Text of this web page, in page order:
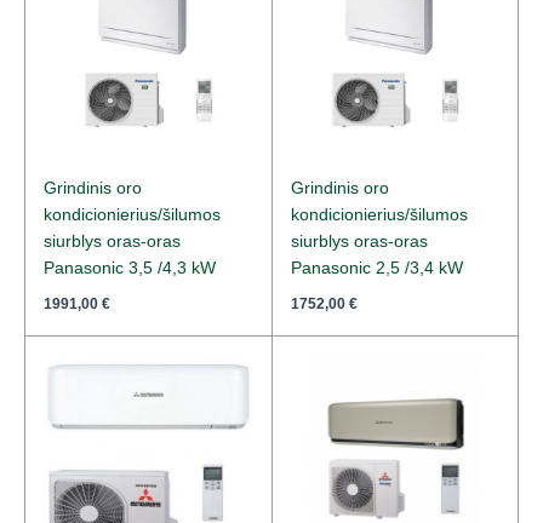
Grindinis oro
kondicionierius/šilumos
siurblys oras-oras
Panasonic 3,5 /4,3 kW
1991,00 €
Grindinis oro
kondicionierius/šilumos
siurblys oras-oras
Panasonic 2,5 /3,4 kW
1752,00 €